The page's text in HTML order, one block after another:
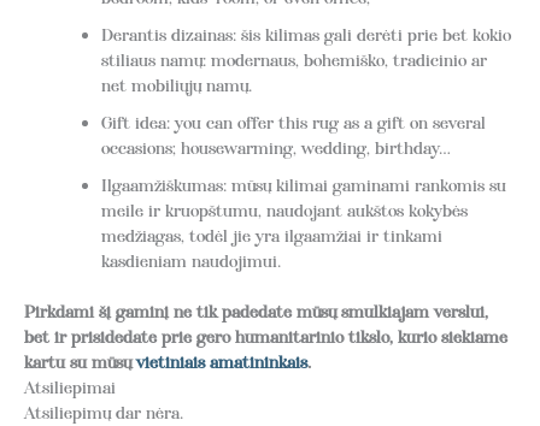
Derantis dizainas: šis kilimas gali derėti prie bet kokio
stiliaus namų: modernaus, bohemiško, tradicinio ar
net mobiliųjų namų.
Gift idea: you can offer this rug as a gift on several
occasions; housewarming, wedding, birthday…
Ilgaamžiškumas: mūsų kilimai gaminami rankomis su
meile ir kruopštumu, naudojant aukštos kokybės
medžiagas, todėl jie yra ilgaamžiai ir tinkami
kasdieniam naudojimui.
Pirkdami šį gaminį ne tik padedate mūsų smulkiajam verslui,
bet ir prisidedate prie gero humanitarinio tikslo, kurio siekiame
kartu su mūsųvietiniais amatininkais.
Atsiliepimai
Atsiliepimų dar nėra.